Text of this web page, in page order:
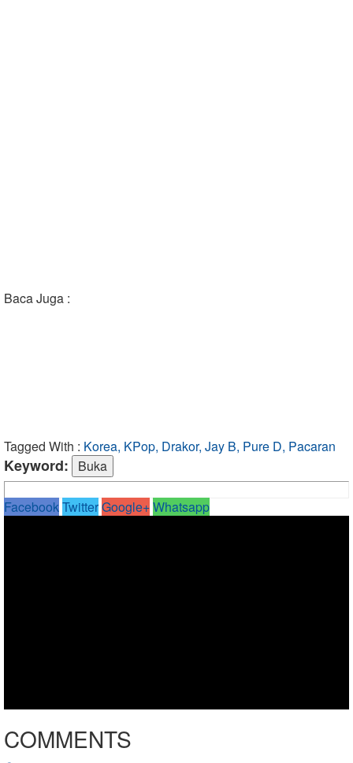
Baca Juga :
Tagged With : Korea, KPop, Drakor, Jay B, Pure D, Pacaran
Keyword:
FacebookTwitterGoogle+Whatsapp
COMMENTS